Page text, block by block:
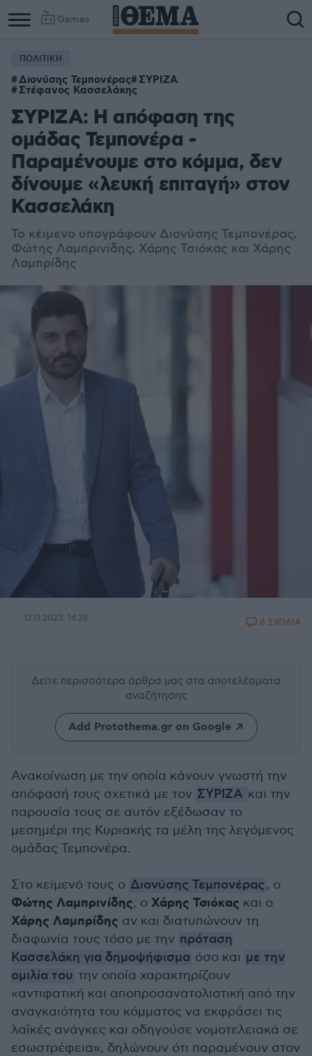
Games
ΠΟΛΙΤΙΚΗ
Διονύσης Τεμπονέρας ΣΥΡΙΖΑ
Στέφανος Κασσελάκης
ΣΥΡΙΖΑ: Η απόφαση της
ομάδας Τεμπονέρα -
Παραμένουμε στο κόμμα, δεν
δίνουμε «λευκή επιταγή» στον
Κασσελάκη
Το κέιμενο υπογράφουν Διονύσης Τεμπονέρας,
Φώτης Λαμπρινίδης, Χάρης Τσιόκας και Χάρης
Λαμπρίδης
12.11.2023, 14:28 8 ΣΧΟΛΙΑ
Δείτε περισσότερα άρθρα μας στα αποτελέσματα
αναζήτησης
Add Protothema.gr on Google
Ανακοίνωση με την οποία κάνουν γνωστή την
απόφασή τους σχετικά με τον ΣΥΡΙΖΑ και την
παρουσία τους σε αυτόν εξέδωσαν το
μεσημέρι της Κυριακής τα μέλη της λεγόμενος
ομάδας Τεμπονέρα.
Στο κείμενό τους ο Διονύσης Τεμπονέρας, ο
Φώτης Λαμπρινίδης, ο Χάρης Τσιόκας και ο
Χάρης Λαμπρίδης αν και διατυπώνουν τη
διαφωνία τους τόσο με την πρόταση
Κασσελάκη για δημοψήφισμα όσο και με την
ομιλία του την οποία χαρακτηρίζουν
«αντιφατική και αποπροσανατολιστική από την
αναγκαιότητα του κόμματος να εκφράσει τις
λαϊκές ανάγκες και οδηγούσε νομοτελειακά σε
εσωστρέφεια», δηλώνουν ότι παραμένουν στον